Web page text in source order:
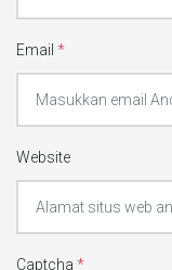
Email *
Website
Captcha *